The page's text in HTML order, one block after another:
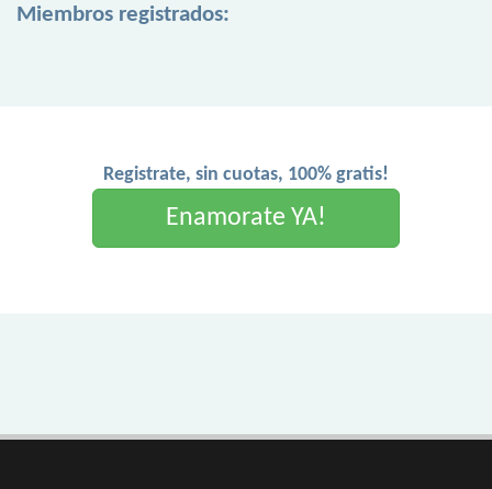
Miembros registrados:
Registrate, sin cuotas, 100% gratis!
Enamorate YA!